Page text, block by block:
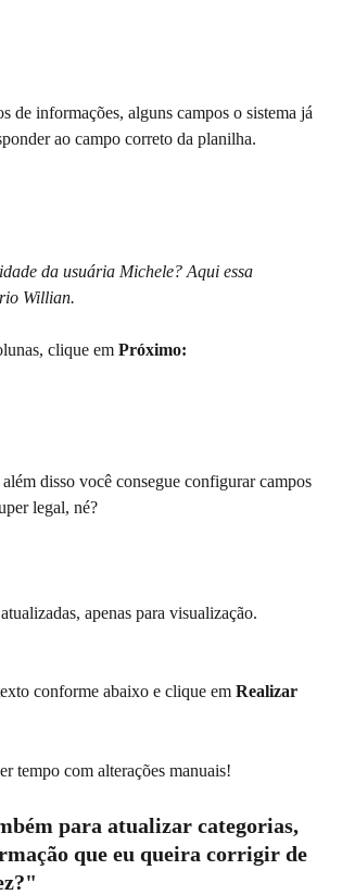
de informações, alguns campos o sistema já
ao campo correto da planilha.
da usuária Michele? Aqui essa
Willian.
clique em Próximo:
disso você consegue configurar campos
legal, né?
apenas para visualização.
conforme abaixo e clique em Realizar
tempo com alterações manuais!
para atualizar categorias,
que eu queira corrigir de